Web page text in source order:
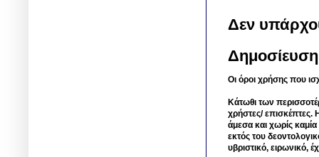
Δεν
Οι όροι χρήσης που
Κάτωθι των
χρήστες/ επισκέπτες.
άμεσα και χωρίς
εκτός του
υβριστικό, ειρωνικό,